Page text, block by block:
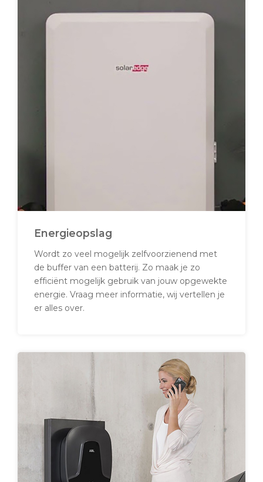
Energieopslag
Wordt zo veel mogelijk zelfvoorzienend met
de buffer van een batterij. Zo maak je zo
efficiënt mogelijk gebruik van jouw opgewekte
energie. Vraag meer informatie, wij vertellen je
er alles over.